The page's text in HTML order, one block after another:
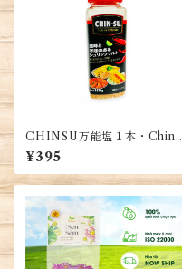
CHINSU万能塩１本・Chins
u Salt・Muối Chinsu
¥395